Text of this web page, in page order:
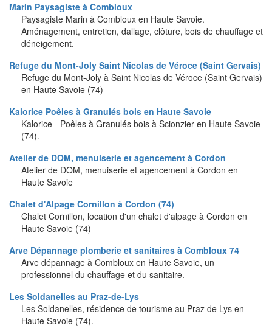
Marin Paysagiste à Combloux
Paysagiste Marin à Combloux en Haute Savoie.
Aménagement, entretien, dallage, clôture, bois de chauffage et
déneigement.
Refuge du Mont-Joly Saint Nicolas de Véroce (Saint Gervais)
Refuge du Mont-Joly à Saint Nicolas de Véroce (Saint Gervais)
en Haute Savoie (74)
Kalorice Poêles à Granulés bois en Haute Savoie
Kalorice - Poêles à Granulés bois à Scionzier en Haute Savoie
(74).
Atelier de DOM, menuiserie et agencement à Cordon
Atelier de DOM, menuiserie et agencement à Cordon en
Haute Savoie
Chalet d'Alpage Cornillon à Cordon (74)
Chalet Cornillon, location d'un chalet d'alpage à Cordon en
Haute Savoie (74)
Arve Dépannage plomberie et sanitaires à Combloux 74
Arve dépannage à Combloux en Haute Savoie, un
professionnel du chauffage et du sanitaire.
Les Soldanelles au Praz-de-Lys
Les Soldanelles, résidence de tourisme au Praz de Lys en
Haute Savoie (74).